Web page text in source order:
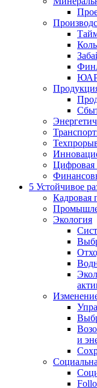
ЮАР
Цифровая
5 Устойчивое
Кадровая
Экология
и